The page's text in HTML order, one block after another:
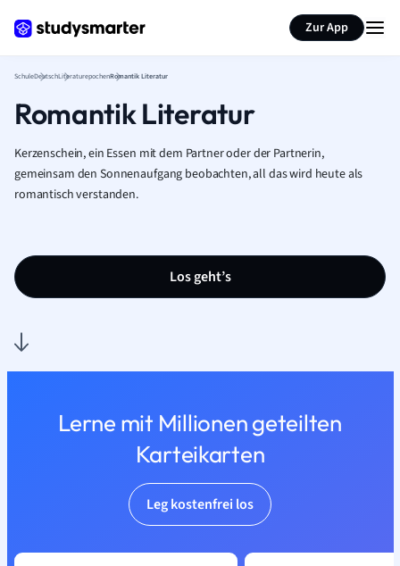
Zur App
SchuleDeutschLiteraturepochenRomantik Literatur
Romantik Literatur
Kerzenschein, ein Essen mit dem Partner oder der Partnerin,
gemeinsam den Sonnenaufgang beobachten, all das wird heute als
romantisch verstanden.
Los geht’s
Lerne mit Millionen geteilten
Karteikarten
Leg kostenfrei los
Seite zusammenfassen